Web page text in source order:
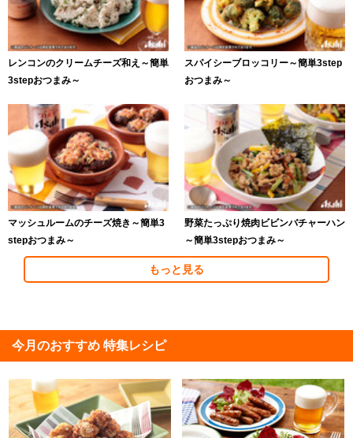
レンコンのクリームチーズ和え～簡単
3stepおつまみ～
スパイシーブロッコリー～簡単3step
おつまみ～
マッシュルームのチーズ焼き～簡単3
stepおつまみ～
野菜たっぷり焼肉ビビンバチャーハン
～簡単3stepおつまみ～
もっと見る
今月のおすすめ 特集レシピ